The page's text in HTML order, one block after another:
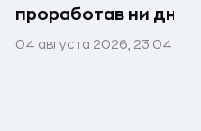
проработав ни дня
04 августа 2026, 23:04